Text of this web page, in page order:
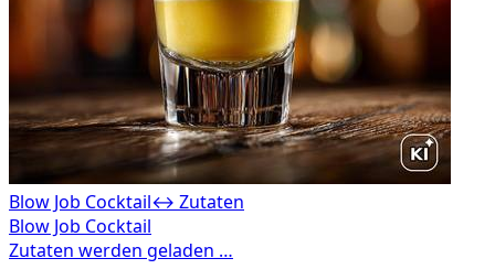
Blow Job Cocktail↔ Zutaten